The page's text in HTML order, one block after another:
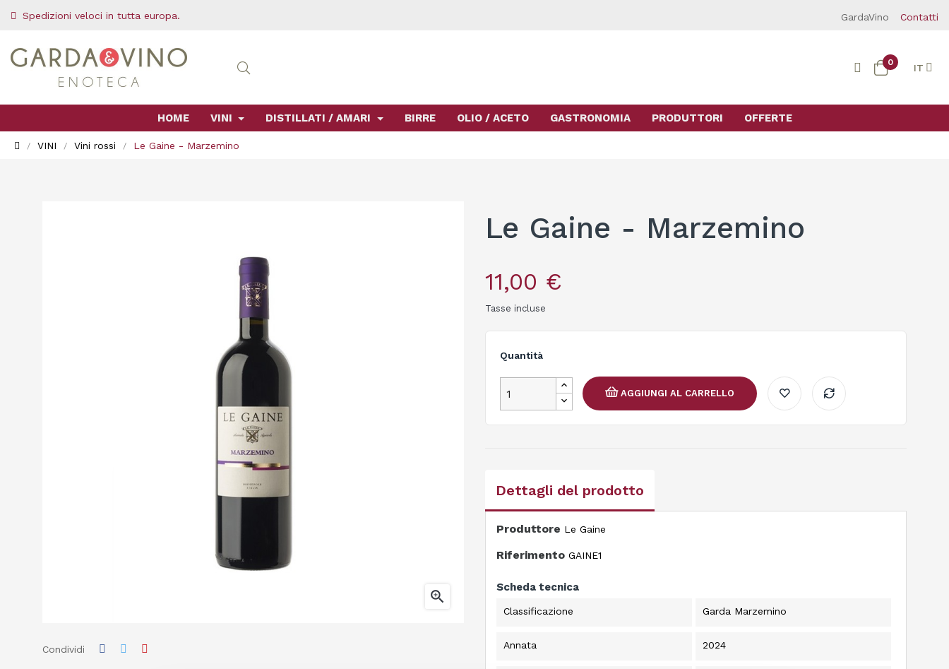
Spedizioni veloci in tutta europa. GardaVino Contatti
0 IT
HOME VINI DISTILLATI / AMARI BIRRE OLIO / ACETO GASTRONOMIA PRODUTTORI OFFERTE
VINI Vini rossi Le Gaine - Marzemino

Condividi
Le Gaine - Marzemino
11,00 €
Tasse incluse
Quantità
AGGIUNGI AL CARRELLO
Dettagli del prodotto
Produttore Le Gaine
Riferimento GAINE1
Scheda tecnica
Classificazione Garda Marzemino
Annata 2024